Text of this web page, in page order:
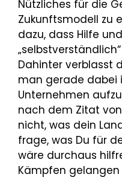
Nützliches für die
Zukunftsmodell zu
dazu, dass Hilfe
Dahinter verblasst
man gerade dabei
Unternehmen
nach dem Zitat von
nicht, was dein
frage, was Du für
wäre durchaus
Kämpfen